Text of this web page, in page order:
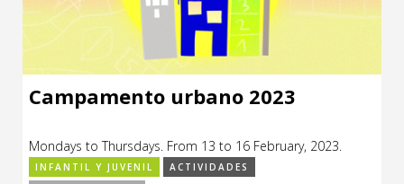
Campamento urbano 2023
Mondays to Thursdays. From 13 to 16 February, 2023.
INFANTIL Y JUVENIL
ACTIVIDADES